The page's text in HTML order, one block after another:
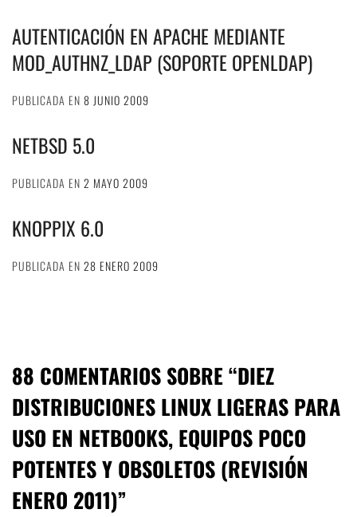
AUTENTICACIÓN EN APACHE MEDIANTE
MOD_AUTHNZ_LDAP (SOPORTE OPENLDAP)
PUBLICADA EN 8 JUNIO 2009
NETBSD 5.0
PUBLICADA EN 2 MAYO 2009
KNOPPIX 6.0
PUBLICADA EN 28 ENERO 2009
88 COMENTARIOS SOBRE “DIEZ
DISTRIBUCIONES LINUX LIGERAS PARA
USO EN NETBOOKS, EQUIPOS POCO
POTENTES Y OBSOLETOS (REVISIÓN
ENERO 2011)”